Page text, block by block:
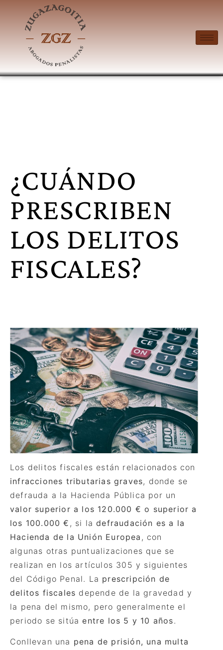
¿CUÁNDO
PRESCRIBEN
LOS DELITOS
FISCALES?
Los delitos fiscales están relacionados con
infracciones tributarias graves, donde se
defrauda a la Hacienda Pública por un
valor superior a los 120.000 € o superior a
los 100.000 € , si ladefraudación es a la
Hacienda de la Unión Europea , con
algunas otras puntualizaciones que se
realizan en los artículos 305 y siguientes
del Código Penal. La prescripción de
delitos fiscales depende de la gravedad y
la pena del mismo, pero generalmente el
periodo se sitúaentre los 5 y 10 años.
Conllevan una pena de prisión, una multa